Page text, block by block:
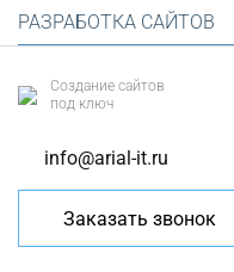
РАЗРАБОТКА САЙТОВ
Создание сайтов
под ключ
info@arial-it.ru
Заказать звонок